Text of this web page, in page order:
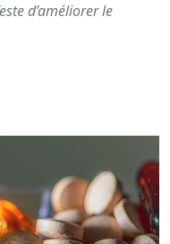
d’améliorer le